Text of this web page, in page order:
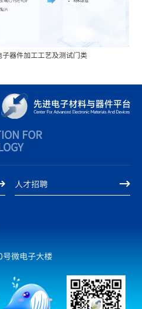
器件加工工艺及测试门类
FOR
人才招聘
号微电子大楼